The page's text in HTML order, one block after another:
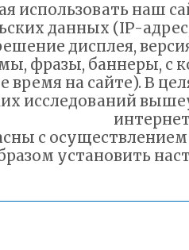
использовать наш
данных (IP-
дисплея,
фразы, баннеры, с
время на сайте). В
исследований
с
установить